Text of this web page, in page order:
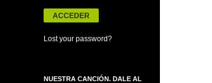
Lost your password?
NUESTRA CANCIÓN. DALE AL